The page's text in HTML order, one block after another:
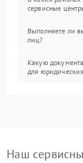
сервисные
Выполняете ли
лиц?
Какую
для
Наш